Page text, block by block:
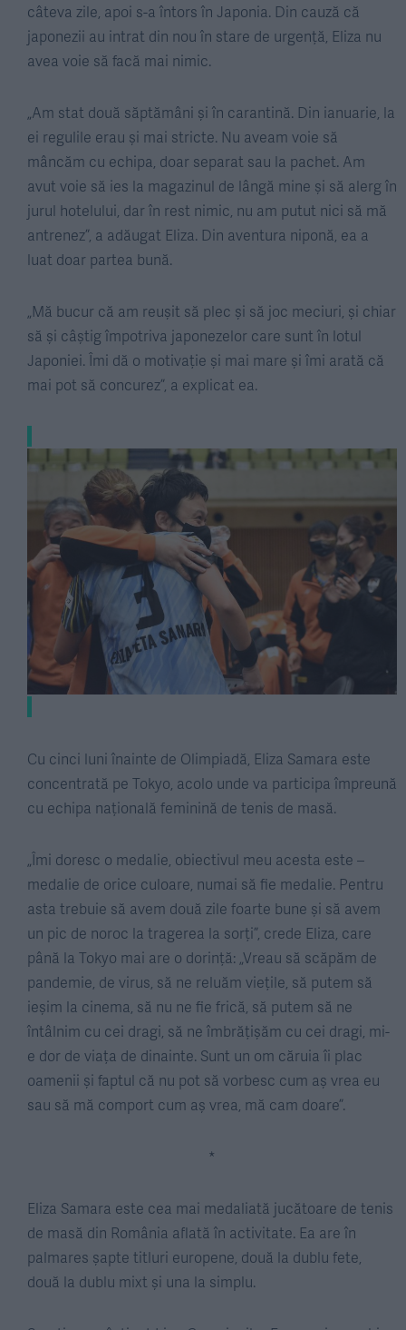
câteva zile, apoi s-a întors în Japonia. Din cauză că
japonezii au intrat din nou în stare de urgență, Eliza nu
avea voie să facă mai nimic.
„Am stat două săptămâni și în carantină. Din ianuarie, la
ei regulile erau și mai stricte. Nu aveam voie să
mâncăm cu echipa, doar separat sau la pachet. Am
avut voie să ies la magazinul de lângă mine și să alerg în
jurul hotelului, dar în rest nimic, nu am putut nici să mă
antrenez”, a adăugat Eliza. Din aventura niponă, ea a
luat doar partea bună.
„Mă bucur că am reușit să plec și să joc meciuri, și chiar
să și câștig împotriva japonezelor care sunt în lotul
Japoniei. Îmi dă o motivație și mai mare și îmi arată că
mai pot să concurez”, a explicat ea.
Cu cinci luni înainte de Olimpiadă, Eliza Samara este
concentrată pe Tokyo, acolo unde va participa împreună
cu echipa națională feminină de tenis de masă.
„Îmi doresc o medalie, obiectivul meu acesta este –
medalie de orice culoare, numai să fie medalie. Pentru
asta trebuie să avem două zile foarte bune și să avem
un pic de noroc la tragerea la sorți”, crede Eliza, care
până la Tokyo mai are o dorință: „Vreau să scăpăm de
pandemie, de virus, să ne reluăm viețile, să putem să
ieșim la cinema, să nu ne fie frică, să putem să ne
întâlnim cu cei dragi, să ne îmbrățișăm cu cei dragi, mi-
e dor de viața de dinainte. Sunt un om căruia îi plac
oamenii și faptul că nu pot să vorbesc cum aș vrea eu
sau să mă comport cum aș vrea, mă cam doare”.
*
Eliza Samara este cea mai medaliată jucătoare de tenis
de masă din România aflată în activitate. Ea are în
palmares șapte titluri europene, două la dublu fete,
două la dublu mixt și una la simplu.